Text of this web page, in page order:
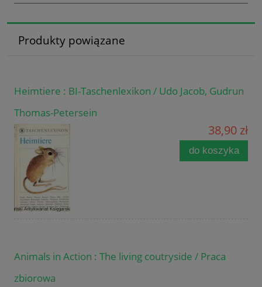
Produkty powiązane
Heimtiere : BI-Taschenlexikon / Udo Jacob, Gudrun
Thomas-Petersein
38,90 zł
do koszyka
Animals in Action : The living coutryside / Praca
zbiorowa